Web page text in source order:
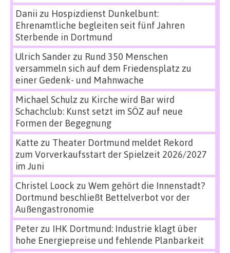
Danii zu Hospizdienst Dunkelbunt:
Ehrenamtliche begleiten seit fünf Jahren
Sterbende in Dortmund
Ulrich Sanderzu Rund 350 Menschen
versammeln sich auf dem Friedensplatz zu
einer Gedenk- und Mahnwache
Michael Schulz zu Kirche wird Bar wird
Schachclub: Kunst setzt im SÖZ auf neue
Formen der Begegnung
Katte zu Theater Dortmund meldet Rekord
zum Vorverkaufsstart der Spielzeit 2026/2027
im Juni
Christel Loock zu Wem gehört die Innenstadt?
Dortmund beschließt Bettelverbot vor der
Außengastronomie
Peterzu IHK Dortmund: Industrie klagt über
hohe Energiepreise und fehlende Planbarkeit